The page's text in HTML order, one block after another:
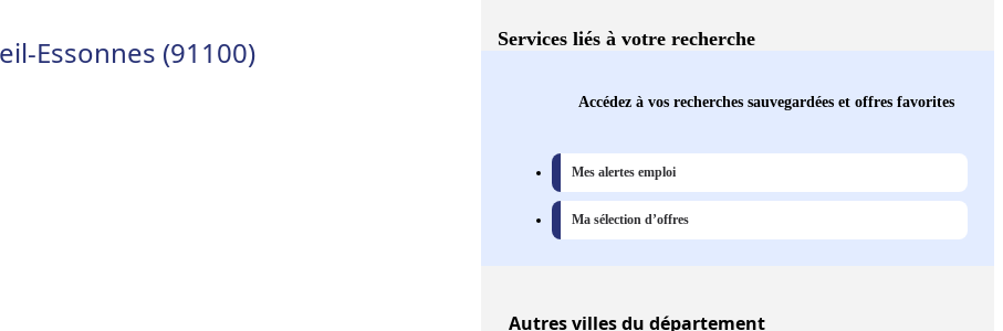
Essonnes (91100) Services liés à votre recherche
Accédez à vos recherches sauvegardées et offres favorites
Mes alertes emploi
Ma sélection d’offres
Autresvillesdu département